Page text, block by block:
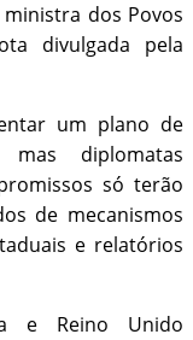
dos Povos
divulgada pela
um plano de
diplomatas
só terão
de mecanismos
e relatórios
e Reino Unido